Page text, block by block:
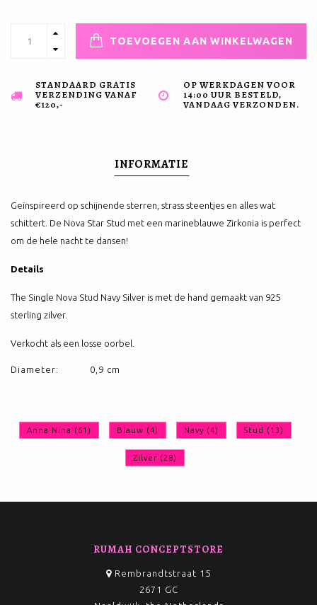
TOEVOEGEN AAN WINKELWAGEN
STANDAARD GRATIS
VERZENDING VANAF
€120,-
OP WERKDAGEN VOOR
14:00 UUR BESTELD,
VANDAAG VERZONDEN.
INFORMATIE
Geïnspireerd op schijnende sterren, strass steentjes en alles wat
schittert. De Nova Star Stud met een marineblauwe Zirkonia is perfect
om de hele nacht te dansen!
Details
The Single Nova Stud Navy Silver is met de hand gemaakt van 925
sterling zilver.
Verkocht als een losse oorbel.
Diameter: 0,9 cm
Anna Nina (61) Blauw (4) Navy (4) Stud (13)
Zilver (28)
RUMAH CONCEPTSTORE
Rembrandtstraat 15
2671 GC